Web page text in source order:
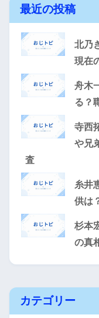
最近の投稿
北乃
現在
舟木
る？
寺西
や兄
査
糸井
供は
杉本
の真
カテゴリー